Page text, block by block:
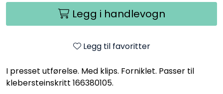
Legg i handlevogn
Legg til favoritter
I presset utførelse. Med klips. Forniklet. Passer til
klebersteinskritt 166380105.